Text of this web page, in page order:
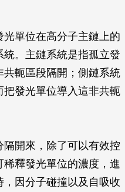
單位在高分子主鏈上的
。主鏈系統是指孤立發
軛區段隔開；側鏈系統
發光單位導入這非共軛
開來，除了可以有效控
釋發光單位的濃度，進
因分子碰撞以及自吸收